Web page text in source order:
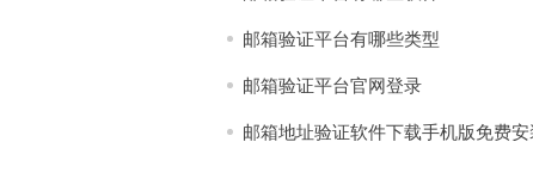
邮箱验证平台有哪些类型
邮箱验证平台官网登录
邮箱地址验证软件下载手机版免费安